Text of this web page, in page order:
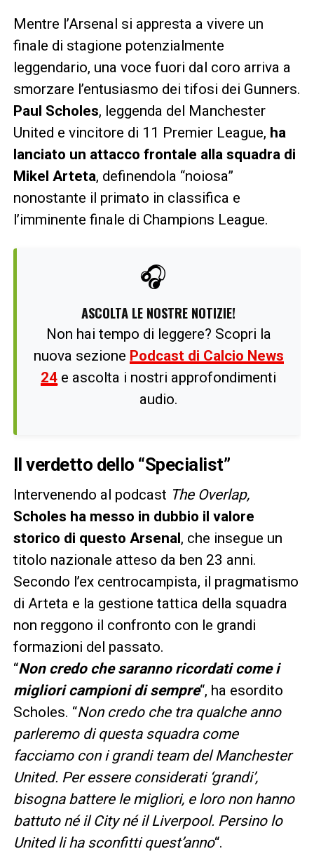
Mentre l’Arsenal si appresta a vivere un
finale di stagione potenzialmente
leggendario, una voce fuori dal coro arriva a
smorzare l’entusiasmo dei tifosi dei Gunners.
Paul Scholes, leggenda del Manchester
United e vincitore di 11 Premier League, ha
lanciato un attacco frontale alla squadra di
Mikel Arteta, definendola “noiosa”
nonostante il primato in classifica e
l’imminente finale di Champions League.
🎧
ASCOLTA LE NOSTRE NOTIZIE!
Non hai tempo di leggere? Scopri la
nuova sezione Podcast di Calcio News
24 e ascolta i nostri approfondimenti
audio.
Il verdetto dello “Specialist”
Intervenendo al podcast The Overlap,
Scholes ha messo in dubbio il valore
storico di questo Arsenal, che insegue un
titolo nazionale atteso da ben 23 anni.
Secondo l’ex centrocampista, il pragmatismo
di Arteta e la gestione tattica della squadra
non reggono il confronto con le grandi
formazioni del passato.
“Non credo che saranno ricordati come i
migliori campioni di sempre“, ha esordito
Scholes. “Non credo che tra qualche anno
parleremo di questa squadra come
facciamo con i grandi team del Manchester
United. Per essere considerati ‘grandi’,
bisogna battere le migliori, e loro non hanno
battuto né il City né il Liverpool. Persino lo
United li ha sconfitti quest’anno“.